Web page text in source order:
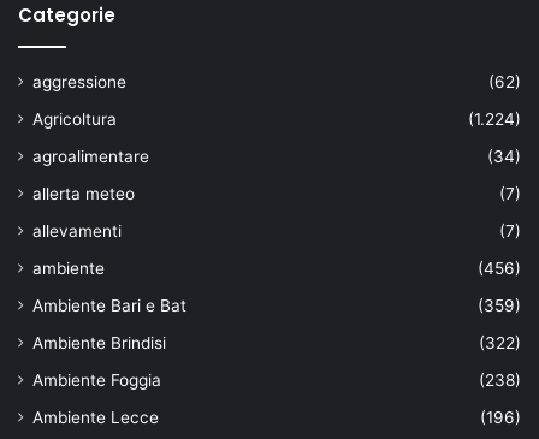
Categorie
aggressione
(62)
Agricoltura
(1.224)
agroalimentare
(34)
allerta meteo
(7)
allevamenti
(7)
ambiente
(456)
Ambiente Bari e Bat
(359)
Ambiente Brindisi
(322)
Ambiente Foggia
(238)
Ambiente Lecce
(196)